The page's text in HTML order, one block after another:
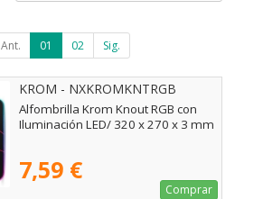
Ant. 01 02 Sig.
KROM - NXKROMKNTRGB
Alfombrilla Krom Knout RGB con
Iluminación LED/ 320 x 270 x 3 mm
7,59 €
Comprar